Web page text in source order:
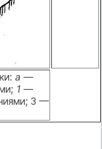
а —
1 —
3 —